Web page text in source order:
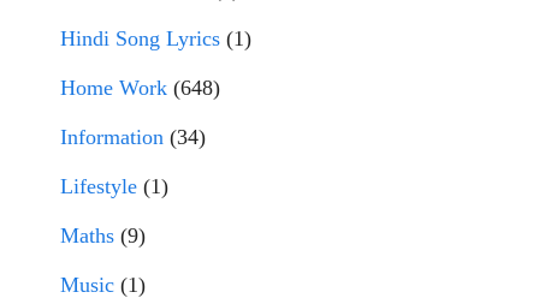
Hindi Song Lyrics (1)
Home Work (648)
Information (34)
Lifestyle (1)
Maths (9)
Music (1)